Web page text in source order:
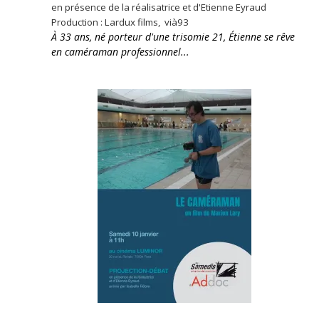
en présence de la réalisatrice et d'Etienne Eyraud
Production : Lardux films, vià93
À 33 ans, né porteur d'une trisomie 21, Étienne se rêve
en caméraman professionnel...